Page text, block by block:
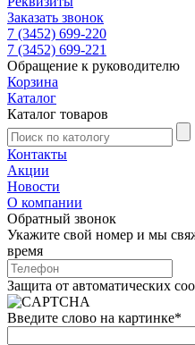
Заказать звонок
7 (3452) 699-220
7 (3452) 699-221
Обращение к руководителю
Корзина
Каталог
Каталог товаров
Контакты
Акции
Новости
О компании
Обратный звонок
Укажите свой номер и мы
время
Защита от автоматических
Введите слово на картинке*